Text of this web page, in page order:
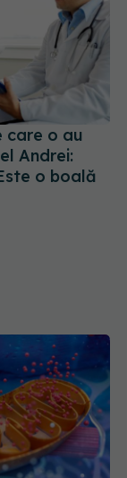
care o au
Andrei:
o boală